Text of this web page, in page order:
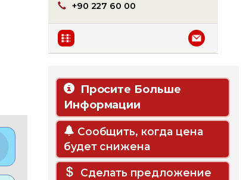
+90 227 60 00
Просите Больше
Информации
Сообщить, когда цена
будет снижена
Сделать предложение